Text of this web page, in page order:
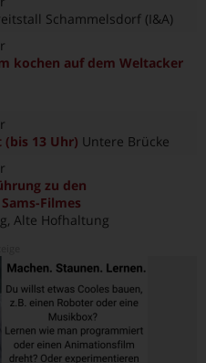
Schammelsdorf (I&A)
kochen auf dem Weltacker
13 Uhr) Untere Brücke
zu den
Filmes
Alte Hofhaltung